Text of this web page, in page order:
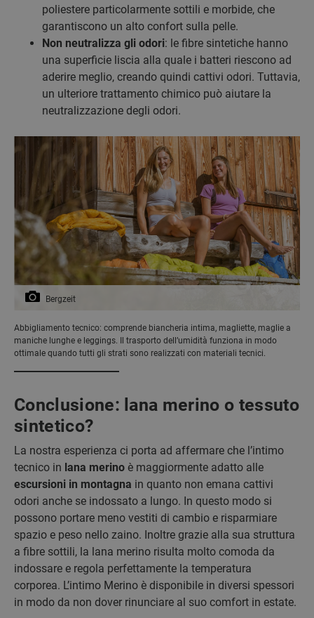
poliestere particolarmente sottili e morbide, che
garantiscono un alto confort sulla pelle.
Non neutralizza gli odori: le fibre sintetiche hanno
una superficie liscia alla quale i batteri riescono ad
aderire meglio, creando quindi cattivi odori. Tuttavia,
un ulteriore trattamento chimico può aiutare la
neutralizzazione degli odori.
Bergzeit
Abbigliamento tecnico: comprende biancheria intima, magliette, maglie a
maniche lunghe e leggings. Il trasporto dell’umidità funziona in modo
ottimale quando tutti gli strati sono realizzati con materiali tecnici.
Conclusione: lana merino o tessuto
sintetico?
La nostra esperienza ci porta ad affermare che l’intimo
tecnico in lana merino è maggiormente adatto alle
escursioni in montagna in quanto non emana cattivi
odori anche se indossato a lungo. In questo modo si
possono portare meno vestiti di cambio e risparmiare
spazio e peso nello zaino. Inoltre grazie alla sua struttura
a fibre sottili, la lana merino risulta molto comoda da
indossare e regola perfettamente la temperatura
corporea. L’intimo Merino è disponibile in diversi spessori
in modo da non dover rinunciare al suo comfort in estate.